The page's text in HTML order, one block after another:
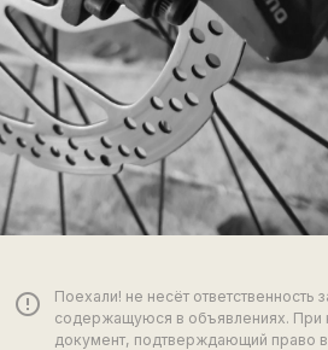
error_outline
Поехали! не несёт ответственность
содержащуюся в объявлениях. При
документ, подтверждающий право